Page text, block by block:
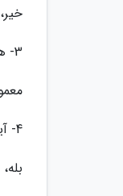
3- هزینه یک کروز 2 شبه چقدر است؟
معمولا بین
4- آیا افراد تنها هم می‌توانند در کروز شرکت کنند؟